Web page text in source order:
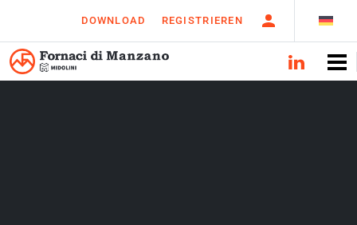
DOWNLOAD REGISTRIEREN